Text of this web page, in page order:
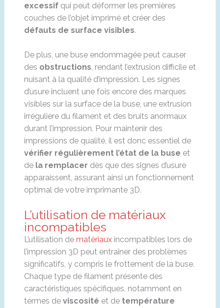
excessifqui peut déformer les premières
couches de l’objet imprimé et créer des
défauts de surface visibles.
De plus, une buse endommagée peut causer
des obstructions, rendant l’extrusion difficile et
nuisant à la qualité d’impression. Les signes
d’usure incluent une fois encore des marques
visibles sur la surface de la buse, une extrusion
irrégulière du filament et des bruits anormaux
durant l’impression. Pour maintenir des
impressions de qualité, il est donc essentiel de
vérifier régulièrement l’état de la buse et
de la remplacer dès que des signes d’usure
apparaissent, assurant ainsi un fonctionnement
optimal de votre imprimante 3D.
L’utilisation de matériaux
incompatibles
L’utilisation de matériauxincompatibles lors de
l’impression 3D peut entraîner des problèmes
significatifs, y compris le frottement de la buse.
Chaque type de filament présente des
caractéristiques spécifiques, notamment en
termes de viscosité et de température